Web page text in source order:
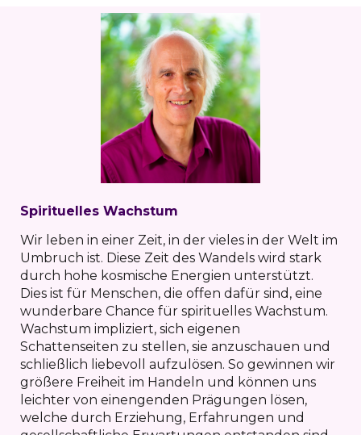
Spirituelles Wachstum
Wir leben in einer Zeit, in der vieles in der Welt im
Umbruch ist. Diese Zeit des Wandels wird stark
durch hohe kosmische Energien unterstützt.
Dies ist für Menschen, die offen dafür sind, eine
wunderbare Chance für spirituelles Wachstum.
Wachstum impliziert, sich eigenen
Schattenseiten zu stellen, sie anzuschauen und
schließlich liebevoll aufzulösen. So gewinnen wir
größere Freiheit im Handeln und können uns
leichter von einengenden Prägungen lösen,
welche durch Erziehung, Erfahrungen und